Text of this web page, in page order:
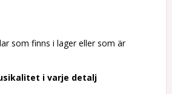
som finns i lager eller som är
i varje detalj